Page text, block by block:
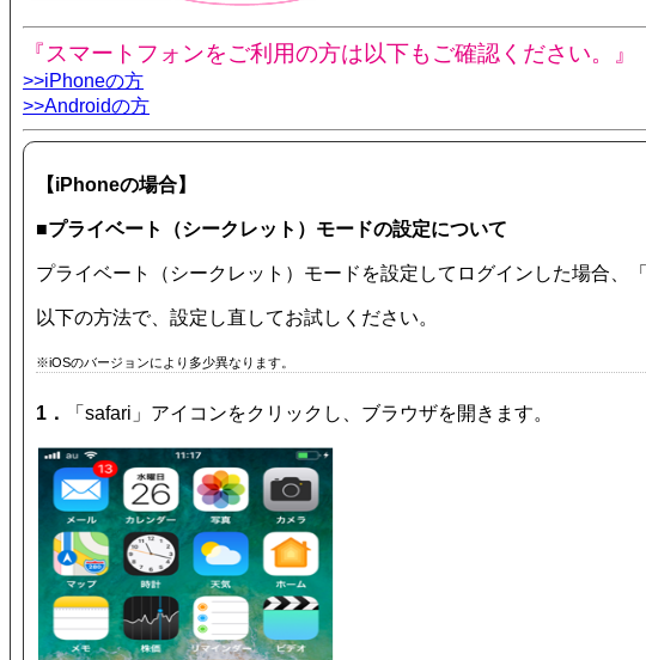
『スマートフォンをご利用の方は以下もご確認ください。』
>>iPhoneの方
>>Androidの方
【iPhoneの場合】
■プライベート（シークレット）モードの設定について
プライベート（シークレット）モードを設定してログインした場合、
以下の方法で、設定し直してお試しください。
※iOSのバージョンにより多少異なります。
1． 「safari」アイコンをクリックし、ブラウザを開きます。